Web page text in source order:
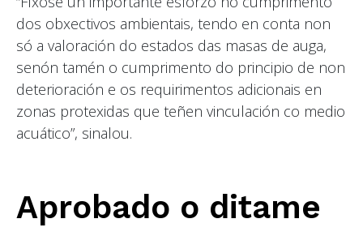
dos obxectivos ambientais, tendo en conta non
só a valoración do estados das masas de auga,
senón tamén o cumprimento do principio de non
deterioración e os requirimentos adicionais en
zonas protexidas que teñen vinculación co medio
acuático”, sinalou.
Aprobado o ditame